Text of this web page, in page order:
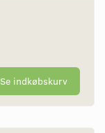
Se indkøbskurv